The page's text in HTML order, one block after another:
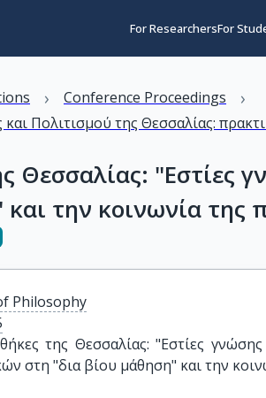
For ResearchersFor
› Conference Proceedings ›
και Πολιτισμού της Θεσσαλίας:
Θεσσαλίας: "Εστίες
την κοινωνία της
Philosophy
της Θεσσαλίας: "Εστίες
στη "δια βίου μάθηση" και την